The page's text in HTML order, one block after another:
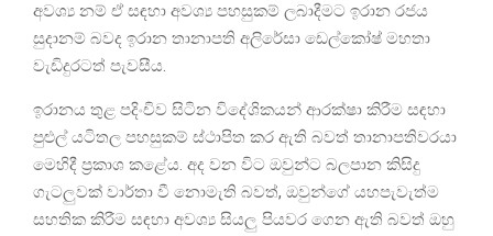
අවශ්‍ය නම් ඒ සඳහා අවශ්‍ය පහසුකම් ලබාදීමට ඉරාන රජය
සුදානම් බවද ඉරාන තානාපති අලිරේසා ඩෙල්කෝෂ් මහතා
වැඩිදුරටත් පැවසීය.
ඉරානය තුළ පදිංචිව සිටින විදේශිකයන් ආරක්ෂා කිරීම සඳහා
පුළුල් යටිතල පහසුකම් ස්ථාපිත කර ඇති බවත් තානාපතිවරයා
මෙහිදී ප්‍රකාශ කළේය. අද වන විට ඔවුන්ට බලපාන කිසිදු
ගැටලුවක් වාර්තා වී නොමැති බවත්, ඔවුන්ගේ යහපැවැත්ම
සහතික කිරීම සඳහා අවශ්‍ය සියලු පියවර ගෙන ඇති බවත් ඔහු